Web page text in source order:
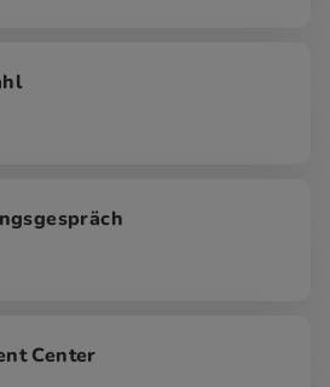
Center